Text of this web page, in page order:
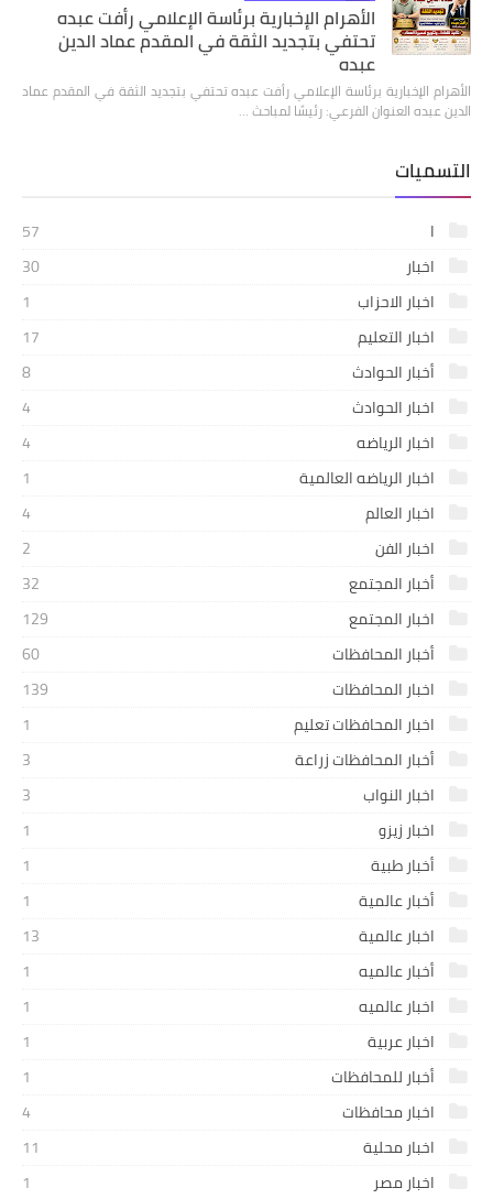
الأهرام الإخبارية برئاسة الإعلامي رأفت عبده
تحتفي بتجديد الثقة في المقدم عماد الدين
عبده
الأهرام الإخبارية برئاسة الإعلامي رأفت عبده تحتفي بتجديد الثقة في المقدم عماد
الدين عبده العنوان الفرعي: رئيسًا لمباحث …
التسميات
ا
57
اخبار
30
اخبار الاحزاب
1
اخبار التعليم
17
أخبار الحوادث
8
اخبار الحوادث
4
اخبار الرياضه
4
اخبار الرياضه العالمية
1
اخبار العالم
4
اخبار الفن
2
أخبار المجتمع
32
اخبار المجتمع
129
أخبار المحافظات
60
اخبار المحافظات
139
اخبار المحافظات تعليم
1
أخبار المحافظات زراعة
3
اخبار النواب
3
اخبار زيزو
1
أخبار طبية
1
أخبار عالمية
1
اخبار عالمية
13
أخبار عالميه
1
اخبار عالميه
1
اخبار عربية
1
أخبار للمحافظات
1
اخبار محافظات
4
اخبار محلية
11
اخبار مصر
1